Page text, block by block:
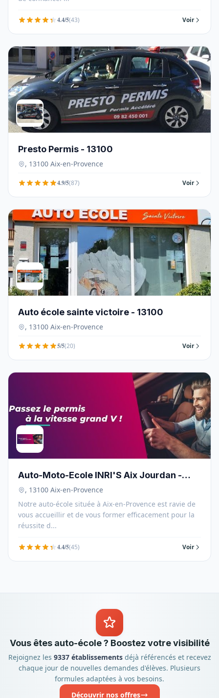
4.4/5(43) Voir
Presto Permis - 13100
, 13100 Aix-en-Provence
4.9/5(87) Voir
Auto école sainte victoire - 13100
, 13100 Aix-en-Provence
5/5(20) Voir
Auto-Moto-Ecole INRI'S Aix Jourdan -
13100
, 13100 Aix-en-Provence
Notre auto-école située à Aix-en-Provence est ravie de
vous accueillir et de vous former efficacement pour la
réussite d...
4.4/5(45) Voir
Vous êtes auto-école ? Boostez votre visibilité
Rejoignez les 9337 établissementsdéjà référencés et recevez
chaque jour de nouvelles demandes d'élèves. Plusieurs
formules adaptées à vos besoins.
Découvrir nos offres